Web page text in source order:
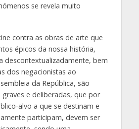
se revela muito
contra as obras de arte que
épicos da nossa história,
descontextualizadamente, bem
dos negacionistas ao
da República, são
e deliberadas, que por
alvo a que se destinam e
participam, devem ser